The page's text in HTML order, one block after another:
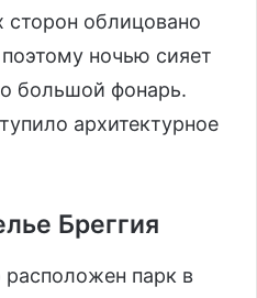
сторон облицовано
ночью сияет
большой фонарь.
архитектурное
Бреггия
расположен парк в